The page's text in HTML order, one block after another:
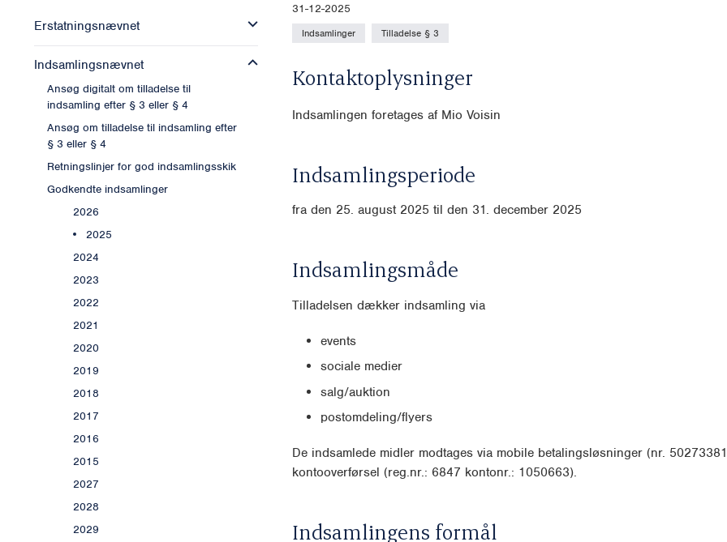
Erstatningsnævnet
Indsamlingsnævnet
Ansøg digitalt om tilladelse til
indsamling efter § 3 eller § 4
Ansøg om tilladelse til indsamling efter
§ 3 eller § 4
Retningslinjer for god indsamlingsskik
Godkendte indsamlinger
2026
2025
2024
2023
2022
2021
2020
2019
2018
2017
2016
2015
2027
2028
2029
31-12-2025
Indsamlinger Tilladelse § 3
Kontaktoplysninger
Indsamlingen foretages af Mio Voisin
Indsamlingsperiode
fra den 25. august 2025 til den 31. december 2025
Indsamlingsmåde
Tilladelsen dækker indsamling via
events
sociale medier
salg/auktion
postomdeling/flyers
De indsamlede midler modtages via mobile betalingsløsninger (nr.
kontooverførsel (reg.nr.: 6847 kontonr.: 1050663).
Indsamlingens formål